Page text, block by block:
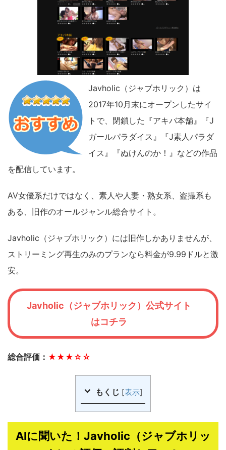
Javholic（ジャブホリック）は
2017年10月末にオープンしたサイ
トで、閉鎖した『アキバ本舗』『J
ガールパラダイス』『J素人パラダ
イス』『ぬけんのか！』などの作品
を配信しています。
AV女優系だけではなく、素人や人妻・熟女系、盗撮系も
ある、旧作のオールジャンル総合サイト。
Javholic（ジャブホリック）には旧作しかありませんが、
ストリーミング再生のみのプランなら料金が9.99ドルと激
安。
Javholic（ジャブホリック）公式サイト
はコチラ
総合評価： ★★★☆☆
もくじ [表示]
AIに聞いた！Javholic（ジャブホリッ